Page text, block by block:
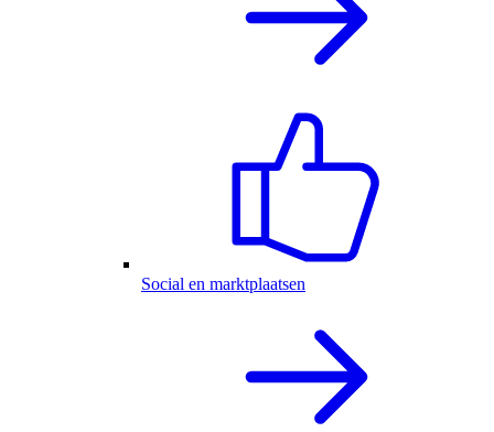
Social en marktplaatsen